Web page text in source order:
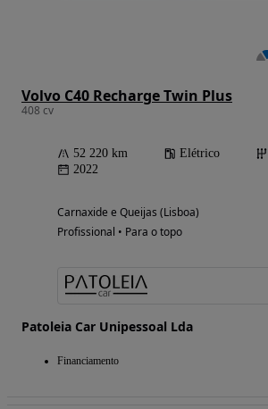
Volvo C40 Recharge Twin Plus
408 cv
52 220 km Elétrico
2022
Carnaxide e Queijas (Lisboa)
Profissional • Para o topo
Patoleia Car Unipessoal Lda
Financiamento